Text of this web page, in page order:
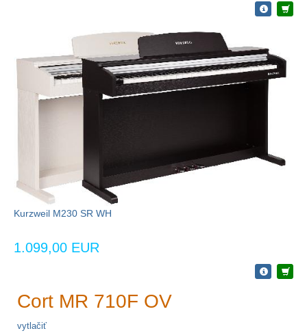
Kurzweil M230 SR WH
1.099,00 EUR
Cort MR 710F OV
vytlačiť